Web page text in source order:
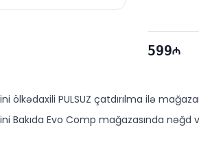
599
ölkədaxili PULSUZ çatdırılma ilə
Bakıda Evo Comp mağazasında